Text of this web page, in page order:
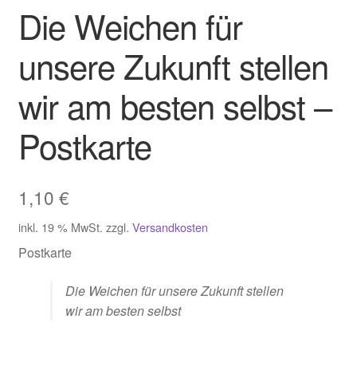
Über Wohlzeit
Versandarten
Vertrag widerrufen
Widerrufsbelehrung
Zahlungsarten im Shop
Die Weichen für
unsere Zukunft stellen
wir am besten selbst –
Postkarte
1,10 €
inkl. 19 % MwSt. zzgl. Versandkosten
Postkarte
Die Weichen für unsere Zukunft stellen
wir am besten selbst